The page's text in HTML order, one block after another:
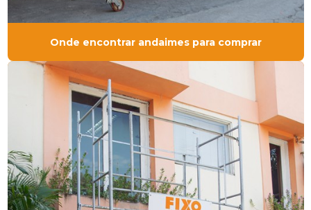
Onde encontrar andaimes para comprar